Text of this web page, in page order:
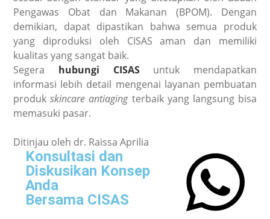
Pengawas Obat dan Makanan (BPOM). Dengan
demikian, dapat dipastikan bahwa semua produk
yang diproduksi oleh CISAS aman dan memiliki
kualitas yang sangat baik.
Segera hubungi CISASuntuk mendapatkan
informasi lebih detail mengenai layanan pembuatan
produkskincare antiaging terbaik yang langsung bisa
memasuki pasar.
Ditinjau oleh dr. Raissa Aprilia
Konsultasi dan
Diskusikan Konsep
Anda
Bersama CISAS